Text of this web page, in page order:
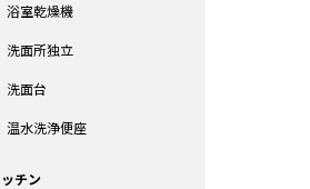
浴室乾燥機
洗面所独立
洗面台
温水洗浄便座
チン